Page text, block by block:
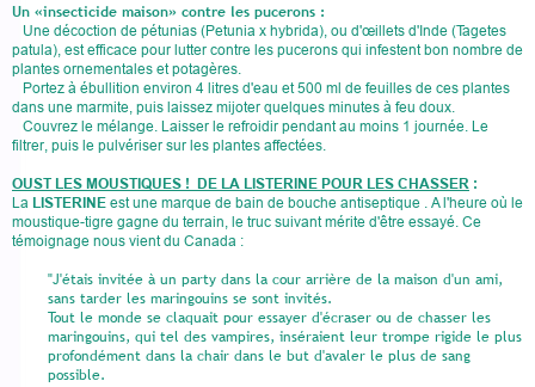
Un «insecticide maison» contre les pucerons :
Une décoction de pétunias (Petunia x hybrida), ou d'œillets d'Inde (Tagetes
patula), est efficace pour lutter contre les pucerons qui infestent bon nombre de
plantes ornementales et potagères.
Portez à ébullition environ 4 litres d'eau et 500 ml de feuilles de ces plantes
dans une marmite, puis laissez mijoter quelques minutes à feu doux.
Couvrez le mélange. Laisser le refroidir pendant au moins 1 journée. Le
filtrer, puis le pulvériser sur les plantes affectées.
OUST LES MOUSTIQUES ! DE LA LISTERINE POUR LES CHASSER :
La LISTERINE est une marque de bain de bouche antiseptique . A l'heure où le
moustique-tigre gagne du terrain, le truc suivant mérite d'être essayé. Ce
témoignage nous vient du Canada :
"J'étais invitée à un party dans la cour arrière de la maison d'un ami,
sans tarder les maringouins se sont invités.
Tout le monde se claquait pour essayer d'écraser ou de chasser les
maringouins, qui tel des vampires, inséraient leur trompe rigide le plus
profondément dans la chair dans le but d'avaler le plus de sang
possible.